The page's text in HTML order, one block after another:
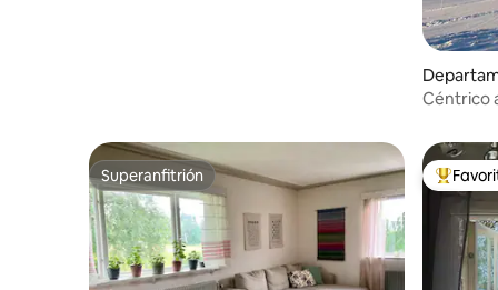
Céntrico
Superanfitrión
Superanfitrión De los